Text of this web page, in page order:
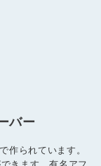
バー
作られています。